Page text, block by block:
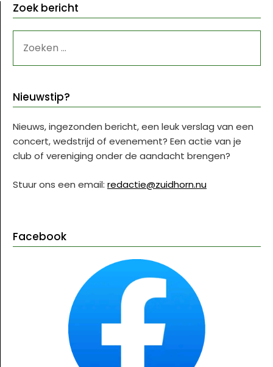
Zoek bericht
NAAR:
Nieuwstip?
Nieuws, ingezonden bericht, een leuk verslag van een
concert, wedstrijd of evenement? Een actie van je
club of vereniging onder de aandacht brengen?
Stuur ons een email: redactie@zuidhorn.nu
Facebook